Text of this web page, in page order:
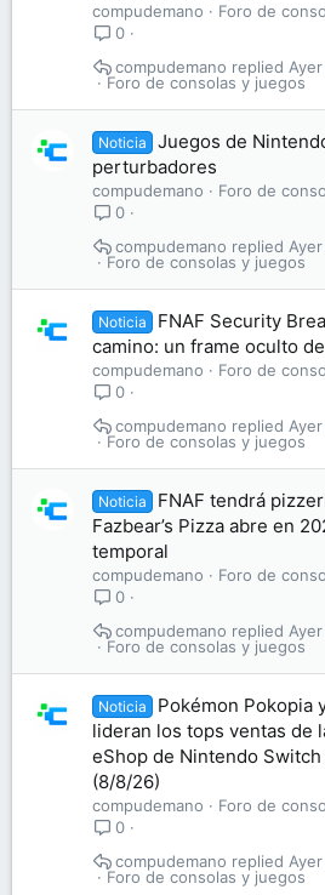
compudemano
Foro de
0
Foro de consolas y juegos
compudemano
Noticia
Juegos de
perturbadores
compudemano
Foro de
0
Foro de consolas y juegos
compudemano
Noticia
FNAF Security
camino: un frame oculto
compudemano
Foro de
0
Foro de consolas y juegos
compudemano
Noticia
FNAF tendrá
Fazbear’s Pizza abre en
temporal
compudemano
Foro de
0
Foro de consolas y juegos
compudemano
Noticia
Pokémon Pokopia
lideran los tops ventas de
eShop de Nintendo
(8/8/26)
compudemano
Foro de
0
Foro de consolas y juegos
compudemano